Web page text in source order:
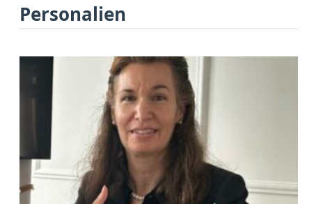
Personalien